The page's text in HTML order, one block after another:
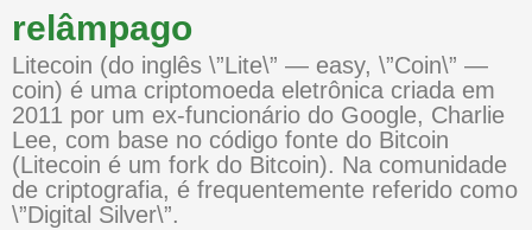
relâmpago
Litecoin (do inglês \”Lite\” — easy, \”Coin\” —
coin) é uma criptomoeda eletrônica criada em
2011 por um ex-funcionário do Google, Charlie
Lee, com base no código fonte do Bitcoin
(Litecoin é um fork do Bitcoin). Na comunidade
de criptografia, é frequentemente referido como
\”Digital Silver\”.